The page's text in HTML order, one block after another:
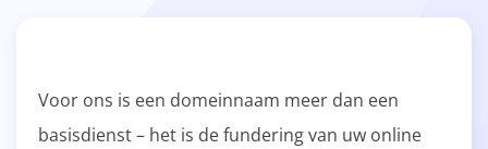
Voor ons is een domeinnaam meer dan een
basisdienst – het is de fundering van uw online